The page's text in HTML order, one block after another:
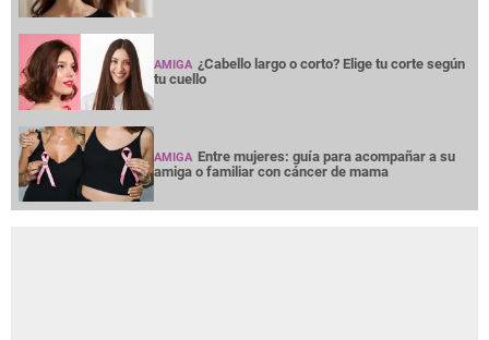
AMIGA ¿Cabello largo o corto? Elige tu corte según
tu cuello
AMIGA Entre mujeres: guía para acompañar a su
amiga o familiar con cáncer de mama